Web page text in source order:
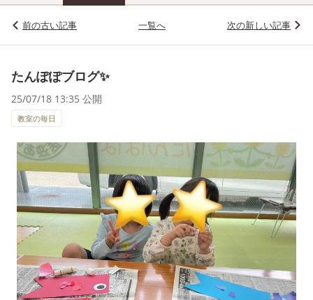
前の古い記事 一覧へ 次の新しい記事
たんぽぽブログ✨
25/07/18 13:35 公開
教室の毎日